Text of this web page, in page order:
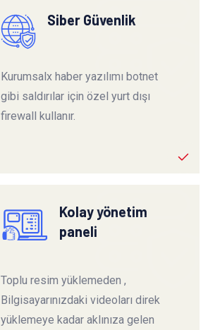
Siber Güvenlik
Kurumsalx haber yazılımı botnet
gibi saldırılar için özel yurt dışı
firewall kullanır.
Kolay yönetim
paneli
Toplu resim yüklemeden ,
Bilgisayarınızdaki videoları direk
yüklemeye kadar aklınıza gelen